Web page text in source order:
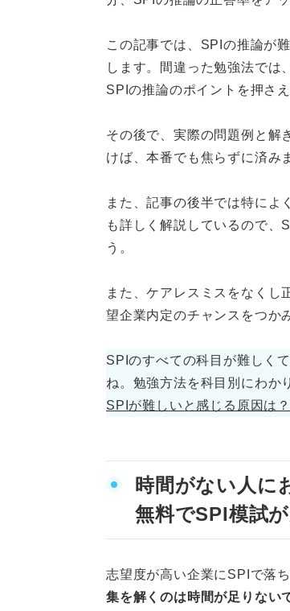
問題例⑥位置
問題例⑦平
問題例⑧整
問題例①レ
得点に直結！ SPI
問題文の意
問題の言い
複数の回答
確実な回答
時間配分を
この記事では、SPIの推論が
します。間違った勉強法では
SPIの推論のポイントを押さ
その後で、実際の問題例と解
けば、本番でも焦らずに済み
また、記事の後半では特によ
も詳しく解説しているので、
う。
また、ケアレスミスをなくし
望企業内定のチャンスをつか
SPIのすべての科目が難しく
ね。勉強方法を科目別にわか
SPIが難しいと感じる原因は
時間がない人に
無料でSPI模試
志望度が高い企業にSPIで落
集を解くのは時間が足りない